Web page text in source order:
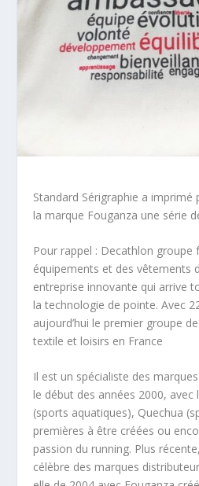
Standard Sérigraphie a
la marque Fouganza une série
Pour rappel : Decathlon groupe
équipements et des vêtements
entreprise innovante qui arrive
la technologie de pointe. Avec
aujourd’hui le premier groupe
textile et loisirs en France
Il est un spécialiste des
le début des années 2000,
(sports aquatiques), Quechua
premières à être créées ou
passion du running. Plus
célèbre des marques